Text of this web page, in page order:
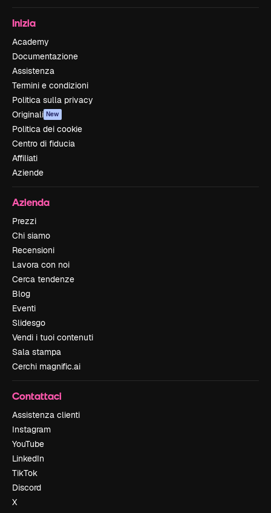
Inizia
Academy
Documentazione
Assistenza
Termini e condizioni
Politica sulla privacy
Originali New
Politica dei cookie
Centro di fiducia
Affiliati
Aziende
Azienda
Prezzi
Chi siamo
Recensioni
Lavora con noi
Cerca tendenze
Blog
Eventi
Slidesgo
Vendi i tuoi contenuti
Sala stampa
Cerchi magnific.ai
Contattaci
Assistenza clienti
Instagram
YouTube
LinkedIn
TikTok
Discord
X